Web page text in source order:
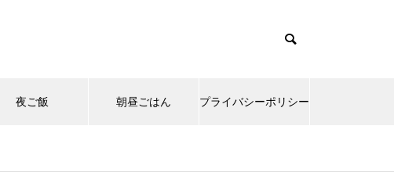
夜ご飯 朝昼ごはん プライバシーポリシー
muum_tcd085/functions/menu.php